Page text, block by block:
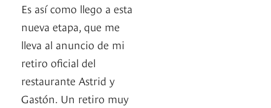
Es así como llego a esta
nueva etapa, que me
lleva al anuncio de mi
retiro oficial del
restaurante Astrid y
Gastón. Un retiro muy